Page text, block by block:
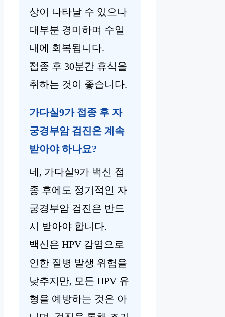
상이 나타날 수 있으나
대부분 경미하며 수일
내에 회복됩니다.
접종 후 30분간 휴식을
취하는 것이 좋습니다.
가다실9가 접종 후 자
궁경부암 검진은 계속
받아야 하나요?
네, 가다실9가 백신 접
종 후에도 정기적인 자
궁경부암 검진은 반드
시 받아야 합니다.
백신은 HPV 감염으로
인한 질병 발생 위험을
낮추지만, 모든 HPV 유
형을 예방하는 것은 아